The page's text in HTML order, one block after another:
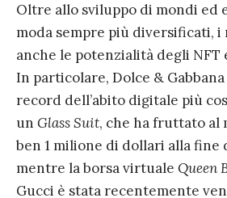
Oltre allo sviluppo di mondi ed
moda sempre più diversificati,
anche le potenzialità degli NFT
In particolare, Dolce &
record dell’abito digitale più
un Glass Suit, che ha fruttato al
ben 1 milione di dollari alla fine
mentre la borsa virtuale Queen
Gucci è stata recentemente